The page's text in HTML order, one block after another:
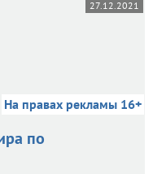
27.12.2021
На правах рекламы 16+
по